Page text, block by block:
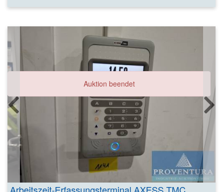
Auktion beendet
Arbeitszeit-Erfassungsterminal AXESS TMC